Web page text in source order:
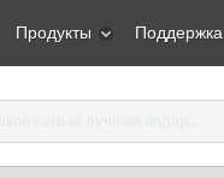
Продукты Поддержка